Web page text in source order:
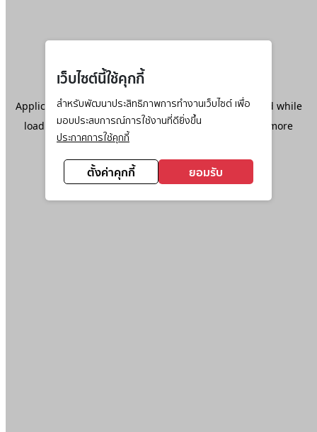
เว็บไซต์นี้ใช้คุกกี้
สำหรับพัฒนาประสิทธิภาพการทำงานเว็บไซต์ เพื่อ
มอบประสบการณ์การใช้งานที่ดียิ่งขึ้น
ประกาศการใช้คุกกี้
ตั้งค่าคุกกี้ ยอมรับ
Application error: aclient-side exception has occurred while
loadingwww.ktc.co.th(see the browser console
for more
information).